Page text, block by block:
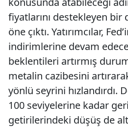
fiyatlarını destekleyen
öne çıktı. Yatırımcılar,
indirimlerine devam
beklentileri artırmış
metalin cazibesini
yönlü seyrini hızlandırdı.
100 seviyelerine kadar
getirilerindeki düşüş de